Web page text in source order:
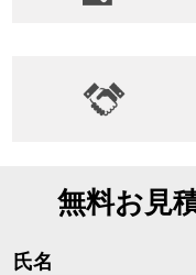
無料お見
氏名